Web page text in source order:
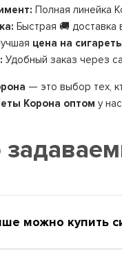
Полная линейка
Быстрая 🚚 доставка
цена на
Удобный заказ через
— это выбор тех,
Корона оптом у
можно купить